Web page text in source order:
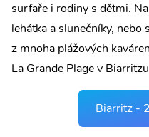
surfaře i rodiny s dětmi.
lehátka a slunečníky,
z mnoha plážových
La Grande Plage v
Biarritz -